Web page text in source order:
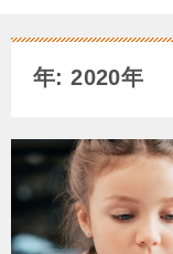
年: 2020年